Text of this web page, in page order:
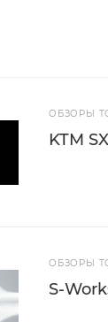
New
ОБЗОРЫ
KTM
ОБЗОРЫ
S-